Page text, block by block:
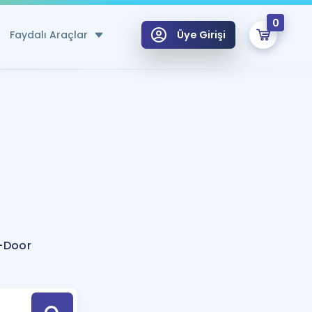
Faydalı Araçlar
Hesaplama Aracı
için Öneriler
Tek Takvimde
Üye Girişi
0
Hoca ile seni sınava hazırlayacak onlarca eğitim seni bekliyor!